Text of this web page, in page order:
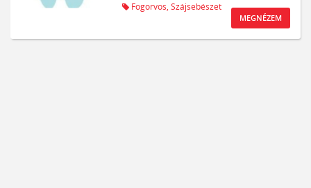
Fogorvos, Szájsebészet
MEGNÉZEM